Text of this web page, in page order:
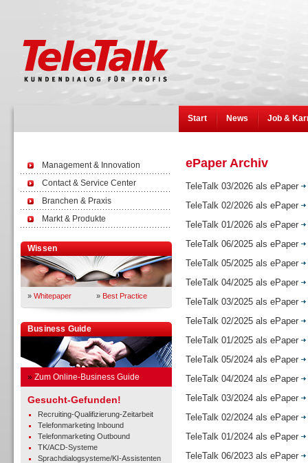
Start News Job &
Management & Innovation
Contact & Service Center
Branchen & Praxis
Markt & Produkte
Wissen
» Whitepaper » Best Practice
Business Guide
» Zum Online-Business Guide
Gesucht-Gefunden!
Recruiting-Qualifizierung-Zeitarbeit
Telefonmarketing Inbound
Telefonmarketing Outbound
TK/ACD-Systeme
Sprachdialogsysteme/KI-Assistenten
ePaper Archiv
TeleTalk 03/2026 als ePaper
TeleTalk 02/2026 als ePaper
TeleTalk 01/2026 als ePaper
TeleTalk 06/2025 als ePaper
TeleTalk 05/2025 als ePaper
TeleTalk 04/2025 als ePaper
TeleTalk 03/2025 als ePaper
TeleTalk 02/2025 als ePaper
TeleTalk 01/2025 als ePaper
TeleTalk 05/2024 als ePaper
TeleTalk 04/2024 als ePaper
TeleTalk 03/2024 als ePaper
TeleTalk 02/2024 als ePaper
TeleTalk 01/2024 als ePaper
TeleTalk 06/2023 als ePaper